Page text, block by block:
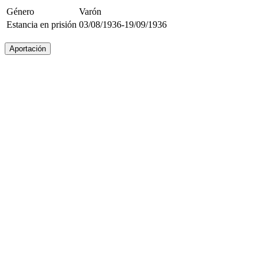
Género
Varón
Estancia en prisión 03/08/1936-19/09/1936